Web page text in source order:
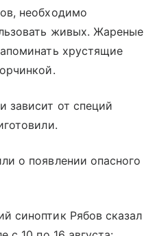
необходимо
живых. Жареные
хрустящие
зависит от специй
о появлении опасного
синоптик Рябов сказал